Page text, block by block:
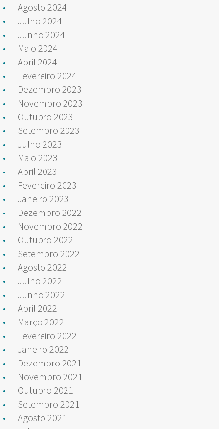
Agosto 2024
Julho 2024
Junho 2024
Maio 2024
Abril 2024
Fevereiro 2024
Dezembro 2023
Novembro 2023
Outubro 2023
Setembro 2023
Julho 2023
Maio 2023
Abril 2023
Fevereiro 2023
Janeiro 2023
Dezembro 2022
Novembro 2022
Outubro 2022
Setembro 2022
Agosto 2022
Julho 2022
Junho 2022
Abril 2022
Março 2022
Fevereiro 2022
Janeiro 2022
Dezembro 2021
Novembro 2021
Outubro 2021
Setembro 2021
Agosto 2021